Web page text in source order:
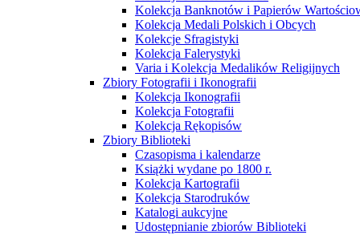
Kolekcja Banknotów i Papierów
Kolekcja Medali Polskich i Obcych
Kolekcje Sfragistyki
Kolekcja Falerystyki
Varia i Kolekcja Medalików Religijnych
Zbiory Fotografii i Ikonografii
Kolekcja Ikonografii
Kolekcja Fotografii
Kolekcja Rękopisów
Zbiory Biblioteki
Czasopisma i kalendarze
Książki wydane po 1800 r.
Kolekcja Kartografii
Kolekcja Starodruków
Katalogi aukcyjne
Udostępnianie zbiorów Biblioteki